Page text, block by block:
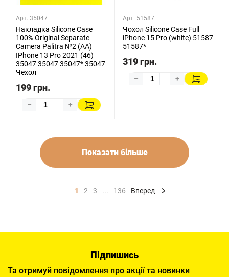
Арт. 35047
Накладка Silicone Case
100% Original Separate
Camera Palitra №2 (AA)
IPhone 13 Pro 2021 (46)
35047 35047 35047* 35047
Чехол
199 грн.
– +
Арт. 51587
Чохол Silicone Case Full
iPhone 15 Pro (white) 51587
51587*
319 грн.
– +
Показати більше
1 2 3 ... 136 Вперед
Підпишись
Та отримуй повідомлення про акції та новинки